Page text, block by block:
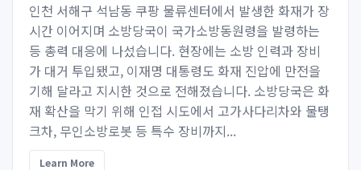
인천 서해구 석남동 쿠팡 물류센터에서 발생한 화재가 장
시간 이어지며 소방당국이 국가소방동원령을 발령하는
등 총력 대응에 나섰습니다. 현장에는 소방 인력과 장비
가 대거 투입됐고, 이재명 대통령도 화재 진압에 만전을
기해 달라고 지시한 것으로 전해졌습니다. 소방당국은 화
재 확산을 막기 위해 인접 시도에서 고가사다리차와 물탱
크차, 무인소방로봇 등 특수 장비까지...
Learn More